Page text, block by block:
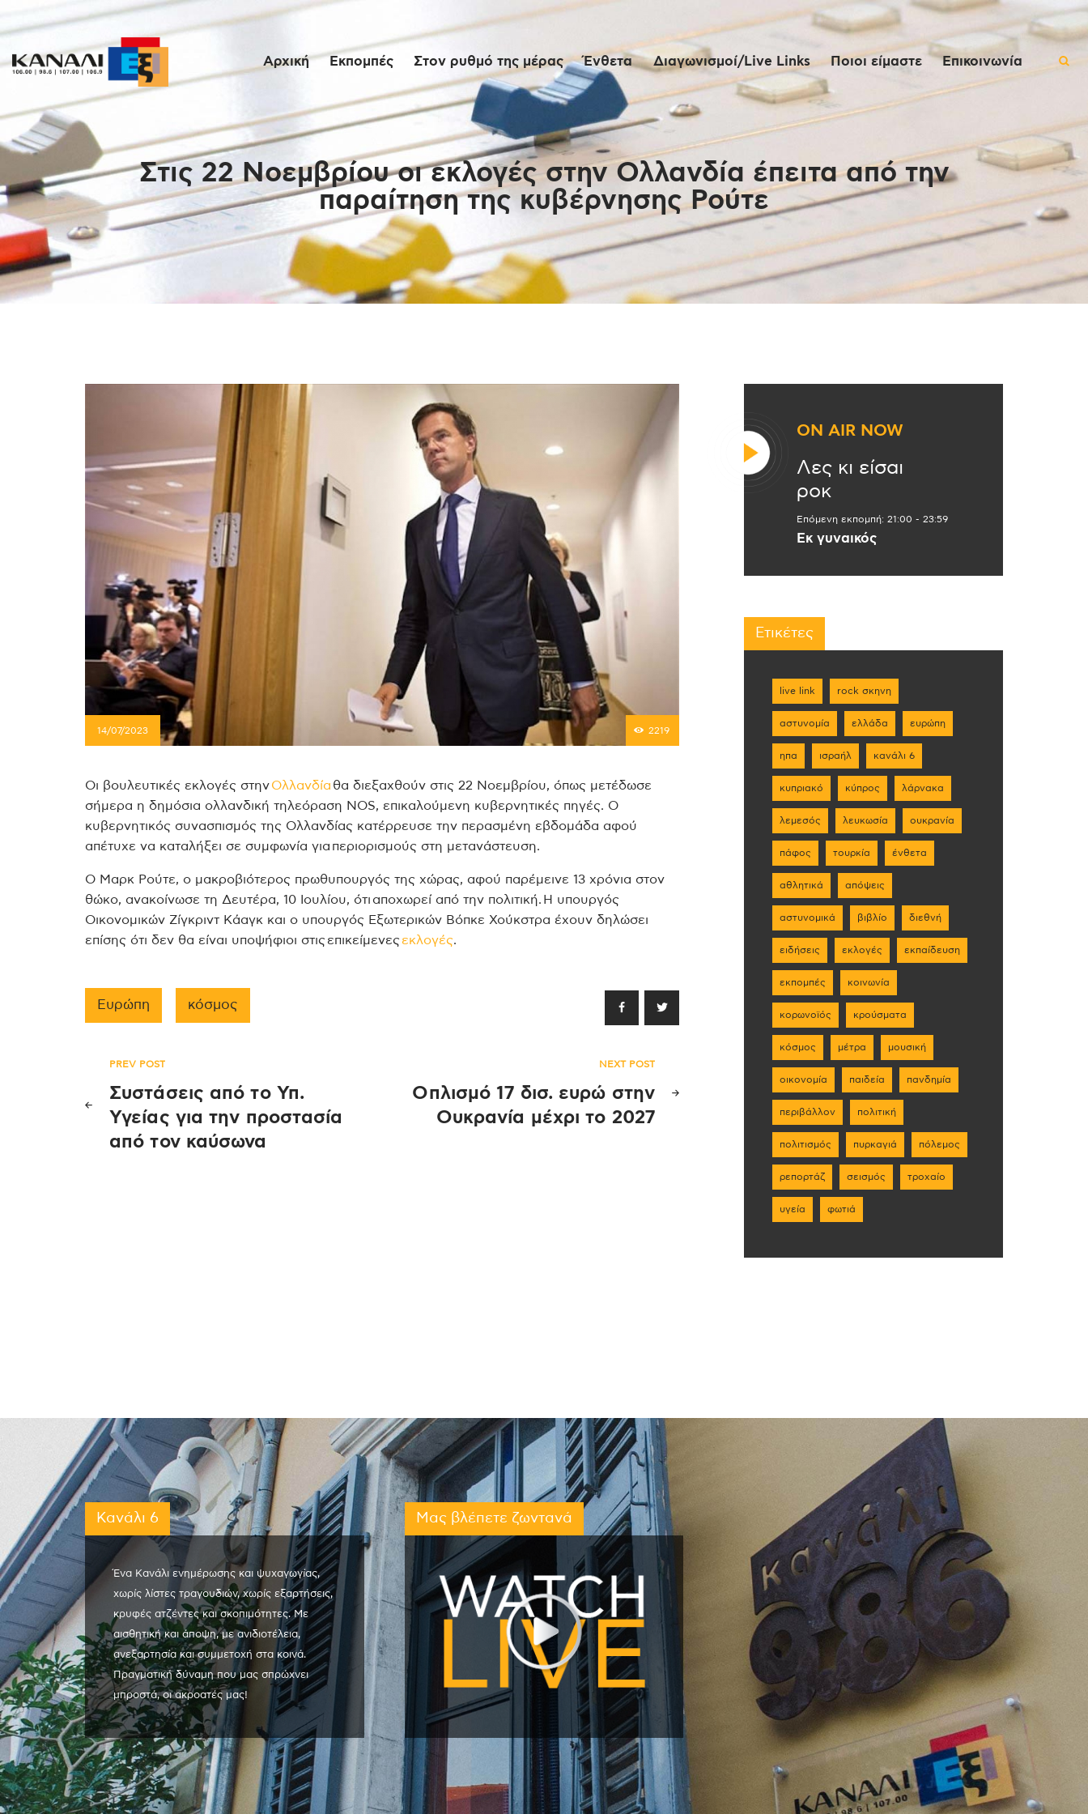
Αρχική Εκπομπές Στον ρυθμό της μέρας Ένθετα Διαγωνισμοί/Live Links Ποιοι είμαστε Επικοινωνία
Στις 22 Νοεμβρίου οι εκλογές στην Ολλανδία έπειτα από την
παραίτηση της κυβέρνησης Ρούτε
Αρχική
Εκπομπές
Στον ρυθμό της
μέρας
Ένθετα
Διαγωνισμοί/Live
Links
Επικοινωνία
14/07/2023 2219
Οι βουλευτικές εκλογές στηνΟλλανδία θα διεξαχθούν στις 22 Νοεμβρίου, όπως μετέδωσε
σήμερα η δημόσια ολλανδική τηλεόραση NOS, επικαλούμενη κυβερνητικές πηγές. Ο
κυβερνητικός συνασπισμός της Ολλανδίας κατέρρευσε την περασμένη εβδομάδα αφού
απέτυχε να καταλήξει σε συμφωνία για περιορισμούς στη μετανάστευση.
Ο Μαρκ Ρούτε, ο μακροβιότερος πρωθυπουργός της χώρας, αφού παρέμεινε 13 χρόνια στον
θώκο, ανακοίνωσε τη Δευτέρα, 10 Ιουλίου, ότι αποχωρεί από την πολιτική. Η υπουργός
Οικονομικών Ζίγκριντ Κάαγκ και ο υπουργός Εξωτερικών Βόπκε Χούκστρα έχουν δηλώσει
επίσης ότι δεν θα είναι υποψήφιοι στις επικείμενες εκλογές.
Ευρώπη κόσμος
Πλοήγηση
άρθρων
PREV POST
Συστάσεις από το Υπ.
Υγείας για την προστασία
από τον καύσωνα
NEXT POST
Οπλισμό 17 δισ. ευρώ στην
Ουκρανία μέχρι το 2027
ON AIR NOW
Λες κι είσαι
ροκ
Επόμενη εκπομπή: 21:00 - 23:59
Εκ γυναικός
Ετικέτες
live link rock σκηνη
αστυνομία ελλάδα ευρώπη
ηπα ισραήλ κανάλι 6
κυπριακό κύπρος λάρνακα
λεμεσός λευκωσία ουκρανία
πάφος τουρκία ένθετα
αθλητικά απόψεις
αστυνομικά βιβλίο διεθνή
ειδήσεις εκλογές εκπαίδευση
εκπομπές κοινωνία
κορωνοϊός κρούσματα
κόσμος μέτρα μουσική
οικονομία παιδεία πανδημία
περιβάλλον πολιτική
πολιτισμός πυρκαγιά πόλεμος
ρεπορτάζ σεισμός τροχαίο
υγεία φωτιά
Κανάλι 6
Ένα Κανάλι ενημέρωσης και ψυχαγωγίας,
χωρίς λίστες τραγουδιών, χωρίς εξαρτήσεις,
κρυφές ατζέντες και σκοπιμότητες. Με
αισθητική και άποψη, με ανιδιοτέλεια,
ανεξαρτησία και συμμετοχή στα κοινά.
Πραγματική δύναμη που μας σπρώχνει
μπροστά, οι ακροατές μας!
Μας βλέπετε ζωντανά